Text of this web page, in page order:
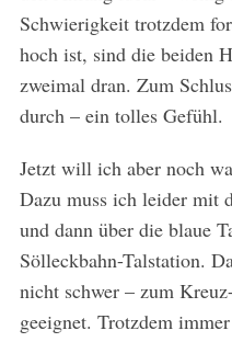
Schwierigkeit trotzdem
hoch ist, sind die beiden
zweimal dran. Zum
durch – ein tolles Gefühl.
Jetzt will ich aber noch
Dazu muss ich leider mit
und dann über die blaue
Sölleckbahn-Talstation.
nicht schwer – zum
geeignet. Trotzdem